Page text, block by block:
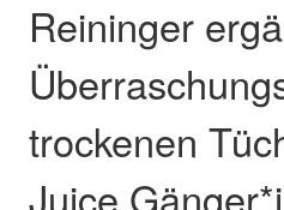
Reininger
trockenen
Juice